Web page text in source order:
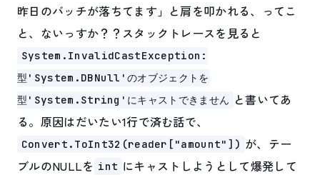
昨日のバッチが落ちてます」と肩を叩かれる、ってこ
と、ないっすか？？スタックトレースを見ると
System.InvalidCastException:
型'System.DBNull'のオブジェクトを
型'System.String'にキャストできません と書いてあ
る。原因はだいたい1行で済む話で、
Convert.ToInt32(reader["amount"]) が、テー
ブルのNULLを int にキャストしようとして爆発して